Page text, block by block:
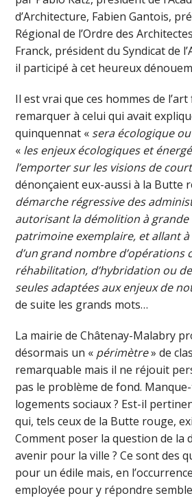
d’Architecture, Fabien Gantois,
Régional de l’Ordre des
Franck, président du Syndicat de
il participé à cet heureux
Il est vrai que ces hommes de
remarquer à celui qui avait
quinquennat « sera écologique
« les enjeux écologiques et
l’emporter sur les visions de
dénonçaient eux-aussi à la Butte
démarche régressive des
autorisant la démolition à grande
patrimoine exemplaire, et allant
d’un grand nombre
réhabilitation, d’hybridation ou
seules adaptées aux enjeux de
de suite les grands mots…
La mairie de Châtenay-Malabry
désormais un « périmètre» de
remarquable mais il ne réjouit
pas le problème de fond.
logements sociaux ? Est-il
qui, tels ceux de la Butte rouge,
Comment poser la question de la
avenir pour la ville ? Ce sont des
pour un édile mais, en
employée pour y répondre